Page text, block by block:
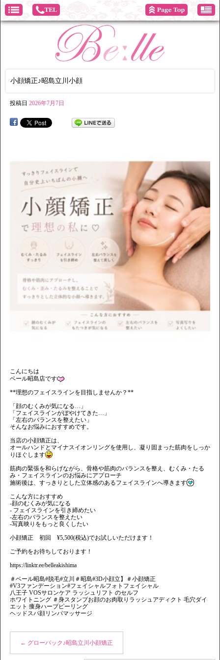
小顔矯正♪昭島立川小顔
投稿日 2026年7月7日
こんにちは
ベール昭島店です
**理想のフェイスラインを目指しませんか？**
「顔のむくみが気になる…」
「フェイスラインがぼやけてきた…」
「左右のバランスを整えたい」
そんなお悩みにおすすめです。
当店の小顔矯正は、
オールハンドとマイナスイオンリングを使用し、凝り固まった筋肉をしっか
りほぐします
筋肉の緊張を和らげながら、骨格や筋肉のバランスを整え、むくみ・たる
み・フェイスラインのお悩みにアプローチ
施術後は、すっきりとした立体感のあるフェイスラインへ導きます
こんな方におすすめ
-顔のむくみが気になる
- フェイスラインを引き締めたい
-左右のバランスを整えたい
-写真映りをもっと良くしたい
小顔矯正 初回 ¥5,500(税込)でお試しいただけます！
ご予約をお待ちしております！
https://linktr.ee/belleakishima
＃ベール昭島#脱毛#立川＃昭島#3D小顔立】＃小顔矯正
#V3ファンデーション#フェイシャルフォトフェイシャル
八王子 VOSサロンケア ラッシュリフト のセルフ
ホワイトニング ＃身スタンプお顔のお肉取りラッシュアディクト 毛穴ダイ
エット 痩身ハーブピーリング
ヘッドスパ顔リンパマッサージ
← グローパック♪昭島立川小顔矯正